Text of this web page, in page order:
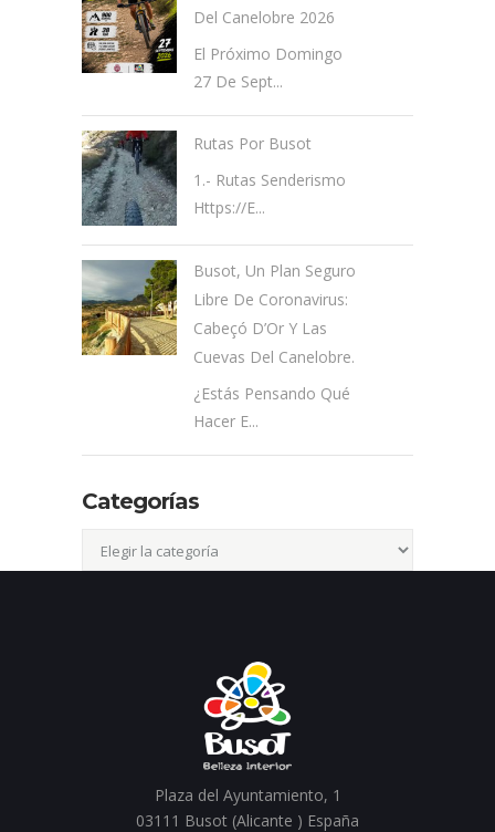
Del Canelobre 2026
El Próximo Domingo
27 De Sept...
Rutas Por Busot
1.- Rutas Senderismo
Https://e...
Busot, Un Plan Seguro
Libre De Coronavirus:
Cabeçó D’Or Y Las
Cuevas Del Canelobre.
¿Estás Pensando Qué
Hacer E...
Categorías
Categorías
Plaza del Ayuntamiento, 1
03111 Busot (Alicante ) España